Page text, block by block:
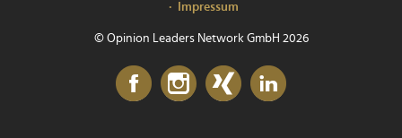
Impressum
© Opinion Leaders Network GmbH 2026